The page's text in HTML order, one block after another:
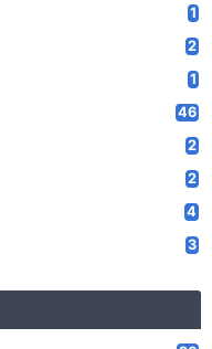
1
2
1
46
2
2
4
3